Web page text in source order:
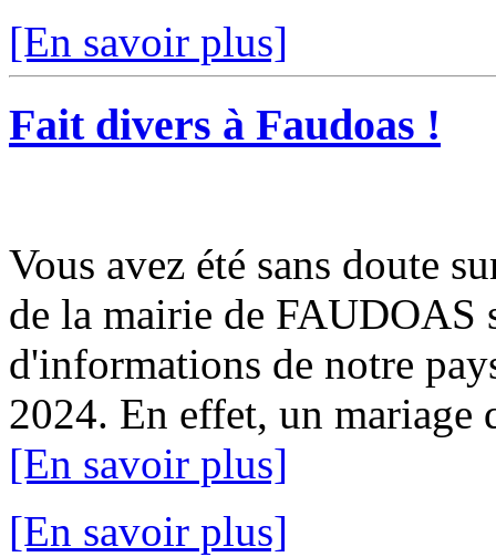
[En savoir plus]
Fait divers à Faudoas !
Vous avez été sans doute
de la mairie de FAUDOAS
d'informations de notre
2024. En effet, un mariage
[En savoir plus]
[En savoir plus]